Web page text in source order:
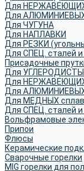
Для
Для АЛЮМИНИЕВЫХ
Для ЧУГУНА
Для НАПЛАВКИ
Для РЕЗКИ
Для СПЕЦ. сталей и
Присадочные
Для
Для
Для АЛЮМИНИЕВЫХ
Для МЕДНЫХ
Для СПЕЦ. сталей и
Вольфрамовые
Припои
Флюсы
Керамические
Сварочные горелки
MIG горелки для